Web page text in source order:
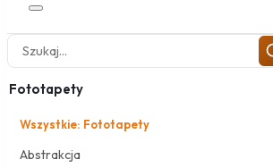
Fototapety
Wszystkie: Fototapety
Abstrakcja